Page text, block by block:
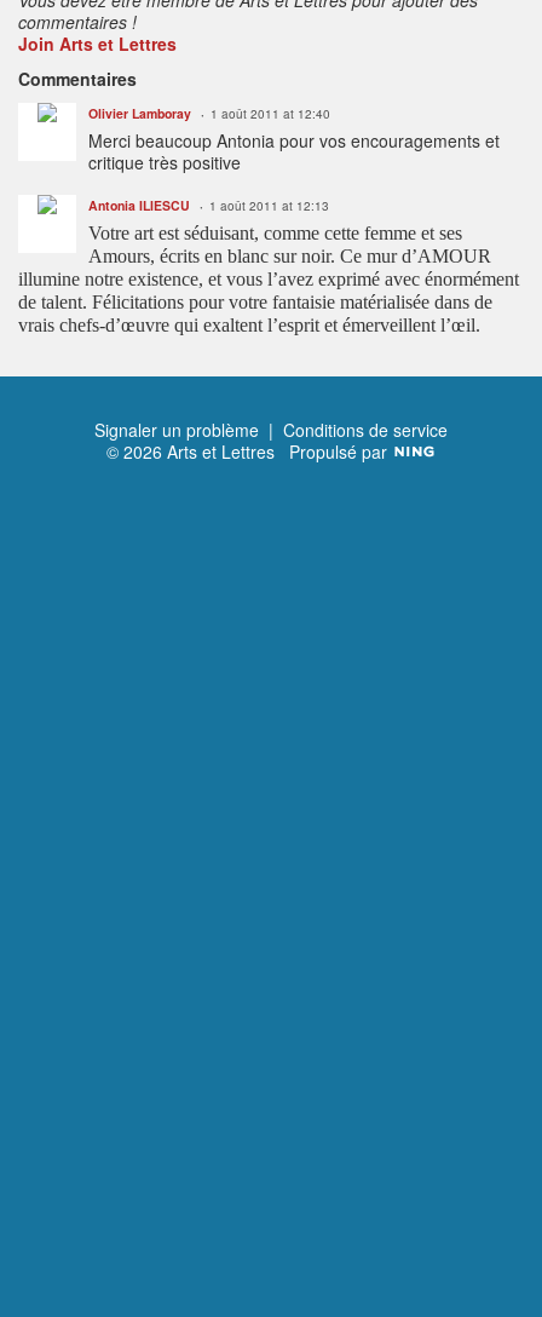
commentaires !
Join Arts et Lettres
Commentaires
Olivier Lamboray 1 août 2011 at 12:40
Merci beaucoup Antonia pour vos encouragements et
critique très positive
Antonia ILIESCU 1 août 2011 at 12:13
Votre art est séduisant, comme cette femme et ses
Amours, écrits en blanc sur noir. Ce mur d’AMOUR
illumine notre existence, et vous l’avez exprimé avec énormément
de talent. Félicitations pour votre fantaisie matérialisée dans de
vrais chefs-d’œuvre qui exaltent l’esprit et émerveillent l’œil.
Signaler un problème | Conditions de service
© 2026 Arts et Lettres Propulsé par